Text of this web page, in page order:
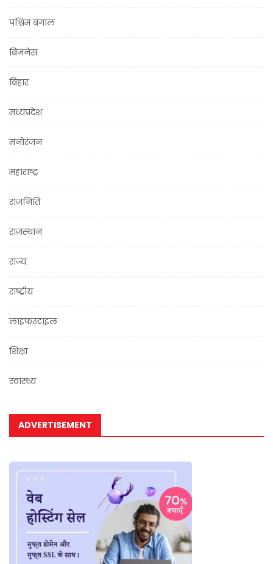
पश्चिम बंगाल
बिज़नेस
बिहार
मध्यप्रदेश
मनोरंजन
महाराष्ट्र
राजनिति
राजस्थान
राज्य
राष्ट्रीय
लाइफस्टाइल
शिक्षा
स्वास्थ्य
ADVERTISEMENT